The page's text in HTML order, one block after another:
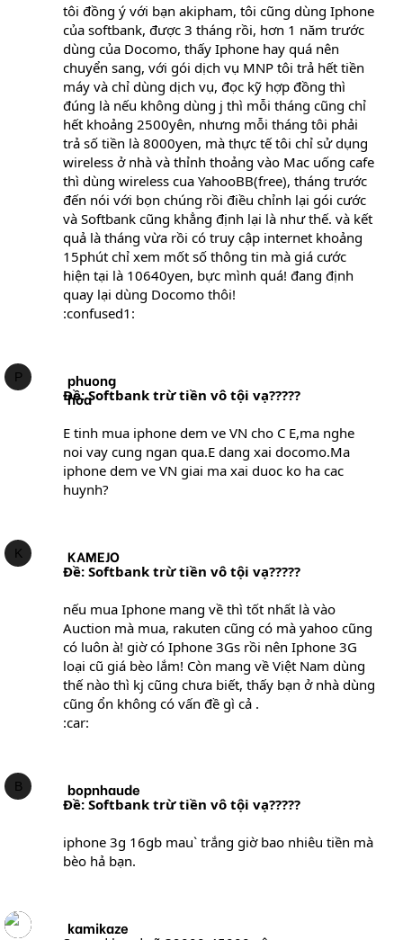
tôi đồng ý với bạn akipham, tôi cũng dùng Iphone
của softbank, được 3 tháng rồi, hơn 1 năm trước
dùng của Docomo, thấy Iphone hay quá nên
chuyển sang, với gói dịch vụ MNP tôi trả hết tiền
máy và chỉ dùng dịch vụ, đọc kỹ hợp đồng thì
đúng là nếu không dùng j thì mỗi tháng cũng chỉ
hết khoảng 2500yên, nhưng mỗi tháng tôi phải
trả số tiền là 8000yen, mà thực tế tôi chỉ sử dụng
wireless ở nhà và thỉnh thoảng vào Mac uống cafe
thì dùng wireless cua YahooBB(free), tháng trước
đến nói với bọn chúng rồi điều chỉnh lại gói cước
và Softbank cũng khẳng định lại là như thế. và kết
quả là tháng vừa rồi có truy cập internet khoảng
15phút chỉ xem mốt số thông tin mà giá cước
hiện tại là 10640yen, bực mình quá! đang định
quay lại dùng Docomo thôi!
:confused1:
P
phuong
hoa
Ðề: Softbank trừ tiền vô tội vạ?????
E tinh mua iphone dem ve VN cho C E,ma nghe
noi vay cung ngan qua.E dang xai docomo.Ma
iphone dem ve VN giai ma xai duoc ko ha cac
huynh?
K KAMEJO
Ðề: Softbank trừ tiền vô tội vạ?????
nếu mua Iphone mang về thì tốt nhất là vào
Auction mà mua, rakuten cũng có mà yahoo cũng
có luôn à! giờ có Iphone 3Gs rồi nên Iphone 3G
loại cũ giá bèo lắm! Còn mang về Việt Nam dùng
thế nào thì kj cũng chưa biết, thấy bạn ở nhà dùng
cũng ổn không có vấn đề gì cả .
:car:
B bopnhaude
Ðề: Softbank trừ tiền vô tội vạ?????
iphone 3g 16gb mau` trắng giờ bao nhiêu tiền mà
bèo hả bạn.
kamikaze